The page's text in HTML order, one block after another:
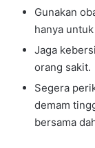
Gunakan
hanya
Jaga
orang sakit.
Segera
demam
bersama